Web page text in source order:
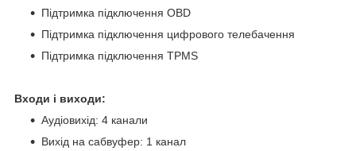
Підтримка підключення OBD
Підтримка підключення цифрового телебачення
Підтримка підключення TPMS
Входи і виходи:
Аудіовихід: 4 канали
Вихід на сабвуфер: 1 канал